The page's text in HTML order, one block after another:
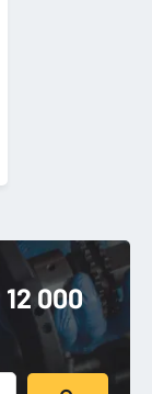
12 000